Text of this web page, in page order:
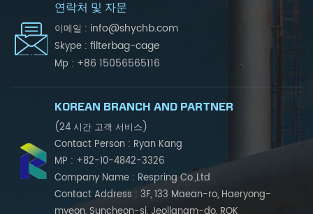
연락처 및 자문
이메일 : info@shychb.com
Skype : filterbag-cage
Mp : +86 15056565116
KOREAN BRANCH AND PARTNER
(24 시간 고객 서비스)
Contact Person : Ryan Kang
MP : +82-10-4842-3326
Company Name : Respring Co.,Ltd
Contact Address : 3F, 133 Maean-ro, Haeryong-